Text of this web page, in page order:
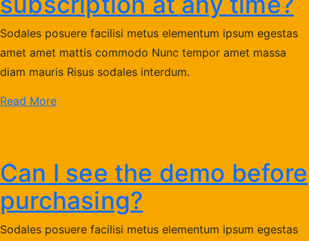
Sodales posuere facilisi metus elementum ipsum egestas
amet amet mattis commodo Nunc tempor amet massa
diam mauris Risus sodales interdum.
Read More
Can I see the demo before
purchasing?
Sodales posuere facilisi metus elementum ipsum egestas